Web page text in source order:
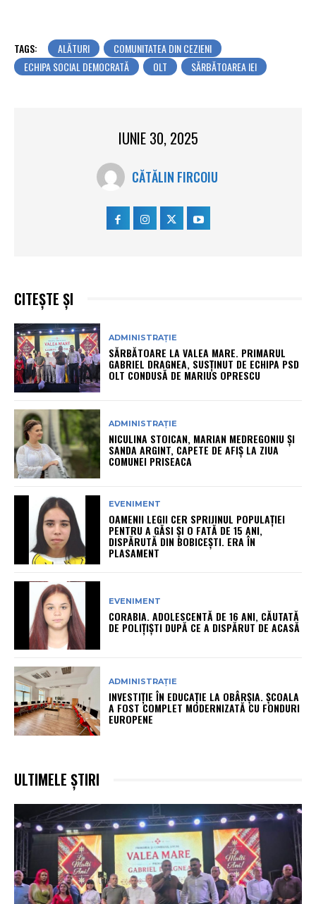
TAGS: ALĂTURI
COMUNITATEA DIN CEZIENI
ECHIPA SOCIAL DEMOCRATĂ
OLT SĂRBĂTOAREA IEI
IUNIE 30, 2025
CĂTĂLIN FIRCOIU
CITEȘTE ȘI
ADMINISTRAȚIE
SĂRBĂTOARE LA VALEA MARE. PRIMARUL
GABRIEL DRAGNEA, SUSȚINUT DE ECHIPA PSD
OLT CONDUSĂ DE MARIUS OPRESCU
ADMINISTRAȚIE
NICULINA STOICAN, MARIAN MEDREGONIU ȘI
SANDA ARGINT, CAPETE DE AFIȘ LA ZIUA
COMUNEI PRISEACA
EVENIMENT
OAMENII LEGII CER SPRIJINUL POPULAȚIEI
PENTRU A GĂSI ȘI O FATĂ DE 15 ANI,
DISPĂRUTĂ DIN BOBICEȘTI. ERA ÎN
PLASAMENT
EVENIMENT
CORABIA. ADOLESCENTĂ DE 16 ANI, CĂUTATĂ
DE POLIȚIȘTI DUPĂ CE A DISPĂRUT DE ACASĂ
ADMINISTRAȚIE
INVESTIȚIE ÎN EDUCAȚIE LA OBÂRȘIA. ȘCOALA
A FOST COMPLET MODERNIZATĂ CU FONDURI
EUROPENE
ULTIMELE ȘTIRI